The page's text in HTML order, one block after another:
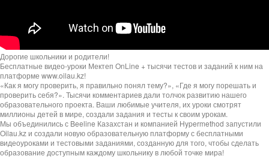
Дорогие школьники и родители!
Бесплатные видео-уроки Мектеп OnLine + тысячи тестов и заданий к ним на
платформе www.oilau.kz!
«Как я могу проверить, я правильно понял тему?», «Где я могу порешать и
проверить себя?». Тысячи комментариев дали толчок развитию нашего
образовательного проекта. Ваши любимые учителя, их уроки смотрят
миллионы детей в мире, создали задания и тесты к своим урокам.
Мы объединились с Beeline Казахстан и компанией Hypermethod запустили
Oilau.kz и создали новую образовательную платформу с бесплатными
видеоуроками и тестовыми заданиями, созданную для того, чтобы сделать
образование доступным каждому школьнику в любой точке мира!